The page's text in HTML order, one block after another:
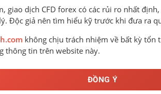
mới nhất từ FxOnline24h!
quyền thuộc về FxOnline24h.
giao dịch CFD forex có các rủi ro nhất
Độc giả nên tìm hiểu kỹ trước khi đưa ra
không chịu trách nhiệm về bất kỳ tổn
thông tin trên website này.
ĐỒNG Ý